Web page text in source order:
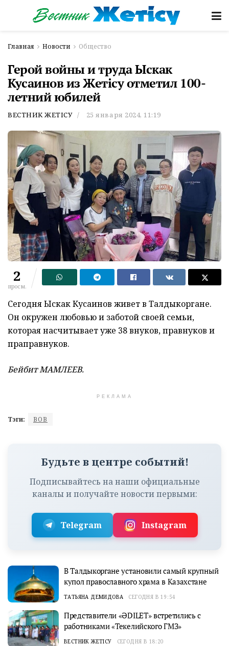
Главная Новости Общество
Герой войны и труда Ыскак
Кусаинов из Жетiсу отметил 100-
летний юбилей
ВЕСТНИК ЖЕТІСУ 25 января 2024, 11:19
2
просм.
Сегодня Ыскак Кусаинов живет в Талдыкоргане.
Он окружен любовью и заботой своей семьи,
которая насчитывает уже 38 внуков, правнуков и
праправнуков.
Бейбит МАМЛЕЕВ.
РЕКЛАМА
Тэги: ВОВ
Будьте в центре событий!
Подписывайтесь на наши официальные
каналы и получайте новости первыми:
Telegram Instagram
В Талдыкоргане установили самый крупный
купол православного храма в Казахстане
ТАТЬЯНА ДЕМИДОВА СЕГОДНЯ В 19:54
Представители «ӘDILET» встретились с
работниками «Текелийского ГМЗ»
ВЕСТНИК ЖЕТІСУ СЕГОДНЯ В 18:20